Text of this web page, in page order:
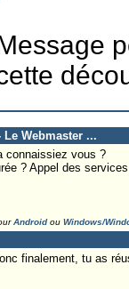
Le Webmaster ...
connaissiez vous ?
? Appel des
Androidou Windows/
finalement, tu as